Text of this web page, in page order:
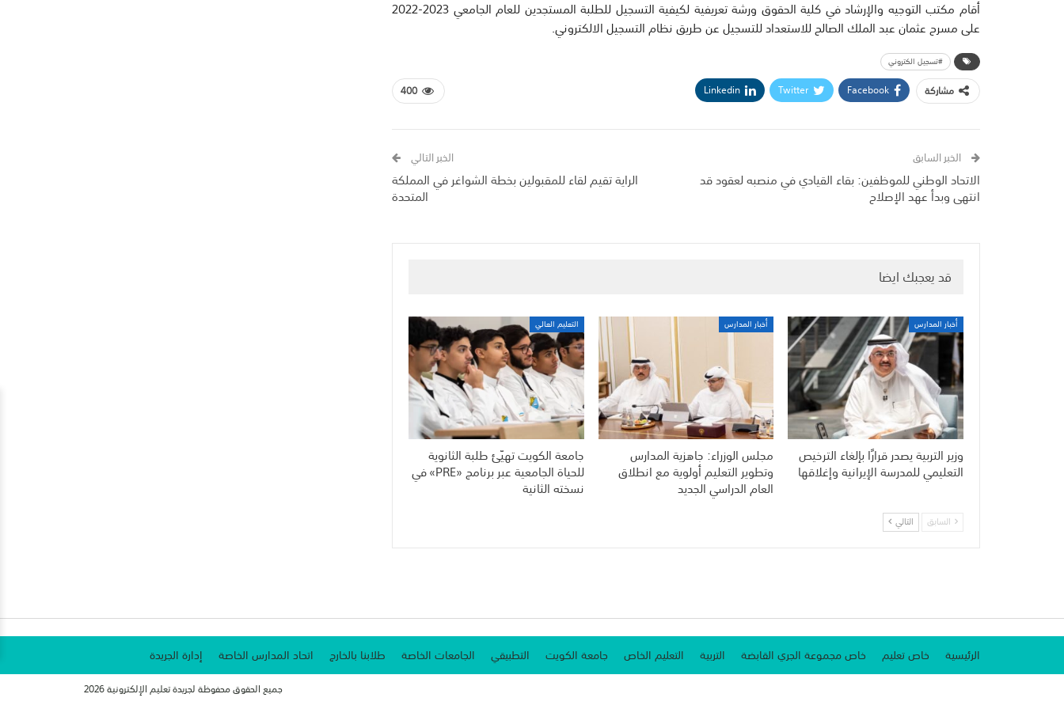
أقام مكتب التوجيه والإرشاد في كلية الحقوق ورشة تعريفية لكيفية التسجيل للطلبة المستجدين للعام الجامعي 2023-2022
على مسرح عثمان عبد الملك الصالح للاستعداد للتسجيل عن طريق نظام التسجيل الالكتروني.
#تسجيل الكتروني
400 مشاركة Facebook
Twitter
Linkedin
الخبر السابق
الاتحاد الوطني للموظفين: بقاء القيادي في منصبه لعقود قد
انتهى وبدأ عهد الإصلاح
الخبر التالي
الراية تقيم لقاء للمقبولين بخطة الشواغر في المملكة
المتحدة
قد يعجبك ايضا
أخبار المدارس
وزير التربية يصدر قرارًا بإلغاء الترخيص
التعليمي للمدرسة الإيرانية وإغلاقها
أخبار المدارس
مجلس الوزراء: جاهزية المدارس
وتطوير التعليم أولوية مع انطلاق
العام الدراسي الجديد
التعليم العالي
جامعة الكويت تهيّئ طلبة الثانوية
للحياة الجامعية عبر برنامج «PRE» في
نسخته الثانية
السابق التالي
الرئيسية خاص تعليم خاص مجموعة الجري القابضة التربية التعليم الخاص جامعة الكويت التطبيقي الجامعات الخاصة طلابنا بالخارج اتحاد المدارس الخاصة إدارة الجريدة
جميع الحقوق محفوظة لجريدة تعليم الإلكترونية 2026